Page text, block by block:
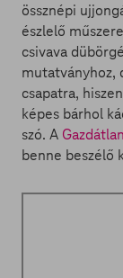
össznépi
észlelő
csivava
mutatványhoz,
csapatra,
képes bárhol
szó. A
benne beszélő